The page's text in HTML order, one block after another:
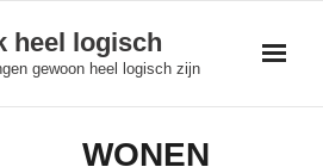
heel logisch
gewoon heel logisch zijn
WONEN